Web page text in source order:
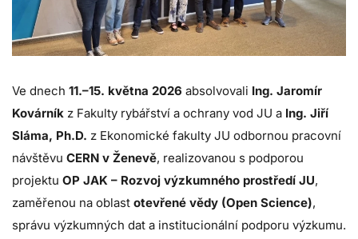
Ve dnech 11.–15. května 2026 absolvovali Ing. Jaromír
Kovárník z Fakulty rybářství a ochrany vod JU a Ing. Jiří
Sláma, Ph.D. z Ekonomické fakulty JU odbornou pracovní
návštěvu CERN v Ženevě, realizovanou s podporou
projektu OP JAK – Rozvoj výzkumného prostředí JU,
zaměřenou na oblast otevřené vědy (Open Science),
správu výzkumných dat a institucionální podporu výzkumu.